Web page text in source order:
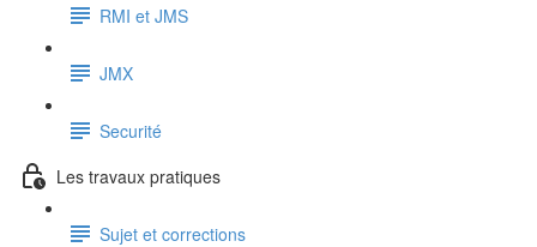
RMI et JMS
JMX
Securité
Les travaux pratiques
Sujet et corrections